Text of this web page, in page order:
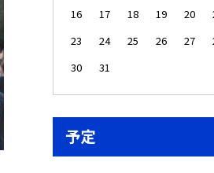
16
17 18 19 20
23
24 25 26 27
30
31
予定